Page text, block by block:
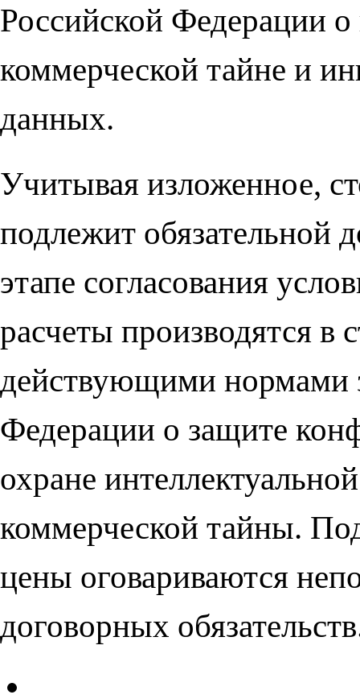
Российской Федерации о
коммерческой тайне и
данных.
Учитывая изложенное,
подлежит обязательной
этапе согласования
расчеты производятся в
действующими нормами
Федерации о защите
охране
коммерческой тайны.
цены оговариваются
договорных